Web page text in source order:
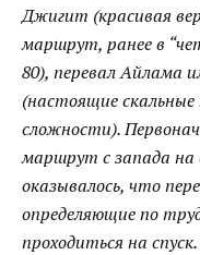
Джигит (красивая
маршрут, ранее в
80), перевалАйлама
(настоящие скальные
сложности).
маршрут с запада
оказывалось, что
определяющие по
проходиться на